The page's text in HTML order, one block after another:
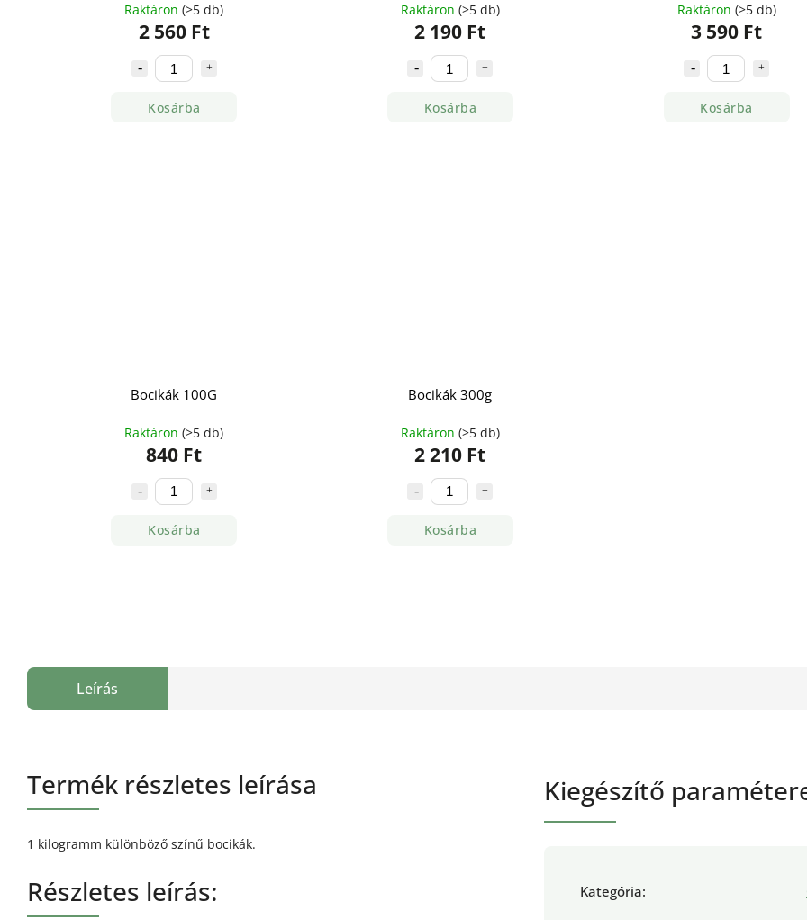
Raktáron(>5 db)
2 560 Ft
Kosárba
Raktáron (>5 db)
2 190 Ft
Kosárba
Raktáron (>5 db)
3 590 Ft
Kosárba
Bocikák 100G
Raktáron(>5 db)
840 Ft
Kosárba
Bocikák 300g
Raktáron (>5 db)
2 210 Ft
Kosárba
Leírás
Termék részletes leírása
1 kilogramm különböző színű bocikák.
Részletes leírás:
Kiegészítő
Kategória: